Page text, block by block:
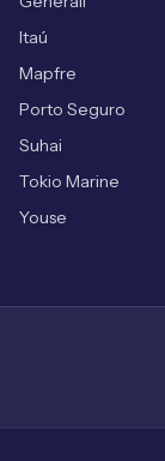
Itaú
Mapfre
Porto Seguro
Suhai
Tokio Marine
Youse